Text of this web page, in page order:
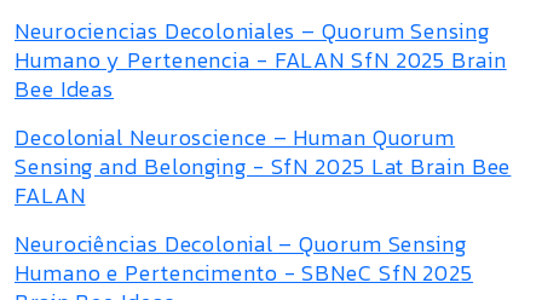
Neurociencias Decoloniales – Quorum Sensing
Humano y Pertenencia - FALAN SfN 2025 Brain
Bee Ideas
Decolonial Neuroscience – Human Quorum
Sensing and Belonging - SfN 2025 Lat Brain Bee
FALAN
Neurociências Decolonial – Quorum Sensing
Humano e Pertencimento - SBNeC SfN 2025